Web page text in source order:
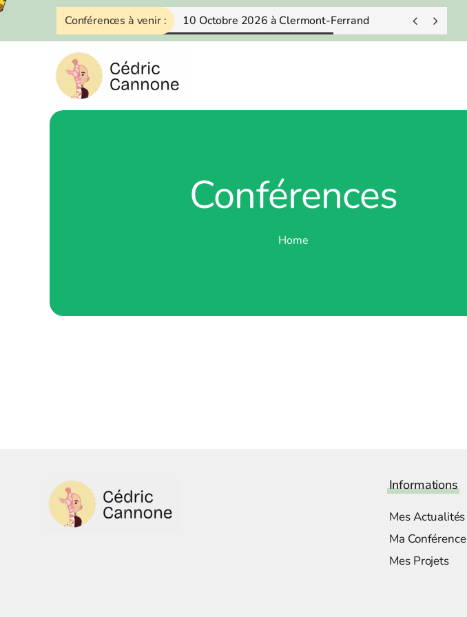
Skip
Conférences à venir : 10 Octobre 2026 à Clermont-Ferrand  
Conférences
Home
Informations
Mes Actualités
Ma Conférence
Mes Projets